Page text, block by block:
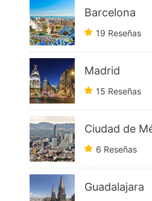
Barcelona
19 Reseñas
Madrid
15 Reseñas
Ciudad de
6 Reseñas
Guadalajara